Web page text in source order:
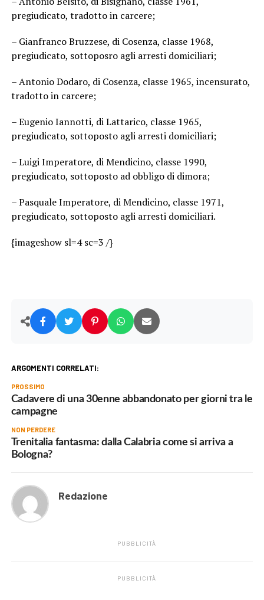
pregiudicato, tradotto in carcere;
– Gianfranco Bruzzese, di Cosenza, classe 1968,
pregiudicato, sottoposro agli arresti domiciliari;
– Antonio Dodaro, di Cosenza, classe 1965, incensurato,
tradotto in carcere;
– Eugenio Iannotti, di Lattarico, classe 1965,
pregiudicato, sottoposto agli arresti domiciliari;
– Luigi Imperatore, di Mendicino, classe 1990,
pregiudicato, sottoposto ad obbligo di dimora;
– Pasquale Imperatore, di Mendicino, classe 1971,
pregiudicato, sottoposto agli arresti domiciliari.
{imageshow sl=4 sc=3 /}
ARGOMENTI CORRELATI:
PROSSIMO
Cadavere di una 30enne abbandonato per giorni tra le
campagne
NON PERDERE
Trenitalia fantasma: dalla Calabria come si arriva a
Bologna?
Redazione
PUBBLICITÀ
PUBBLICITÀ